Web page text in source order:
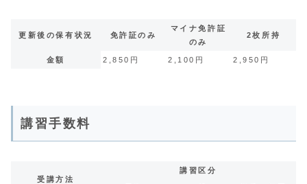
更新後の保有状況 免許証のみ
マイナ免許証
のみ
2枚所持
金額 2,850円 2,100円 2,950円
講習手数料
受講方法
講習区分